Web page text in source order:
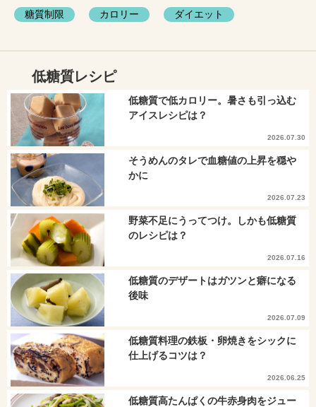
糖質制限 カロリー ダイエット
低糖質レシピ
低糖質で低カロリー。暑さも引っ込む
アイスレシピは？
2026.07.30
そうめんのタレで血糖値の上昇を穏や
かに
2026.07.23
野菜不足にうってつけ。しかも低糖質
のレシピは？
2026.07.16
低糖質のデザートはガツンと癖になる
後味
2026.07.09
低糖質料理の鉄板・卵焼きをシックに
仕上げるコツは？
2026.06.25
低糖質高たんぱくの牛赤身肉をジュー